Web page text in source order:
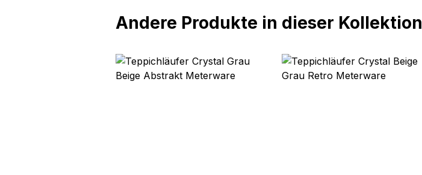
Andere Produkte in dieser Kollektion